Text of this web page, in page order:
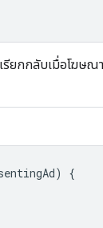
รียกกลับเมื่อโฆษณ
)
{